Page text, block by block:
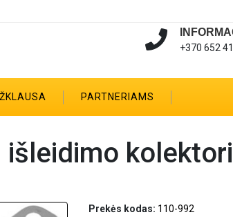
+370 652
PARTNERIAMS
išleidimo
Prekės kodas: 110-992